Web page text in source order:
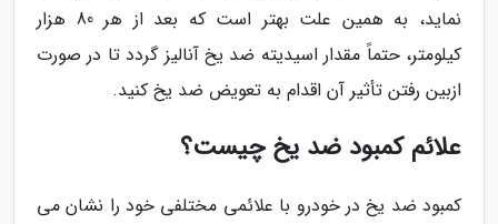
نماید، به همین علت بهتر است که بعد از هر 80 هزار
کیلومتر، حتماً مقدار اسیدیته ضد یخ آنالیز گردد تا در صورت
ازبین رفتن تأثیر آن اقدام به تعویض ضد یخ کنید.
علائم کمبود ضد یخ چیست؟
کمبود ضد یخ در خودرو با علائمی مختلفی خود را نشان می